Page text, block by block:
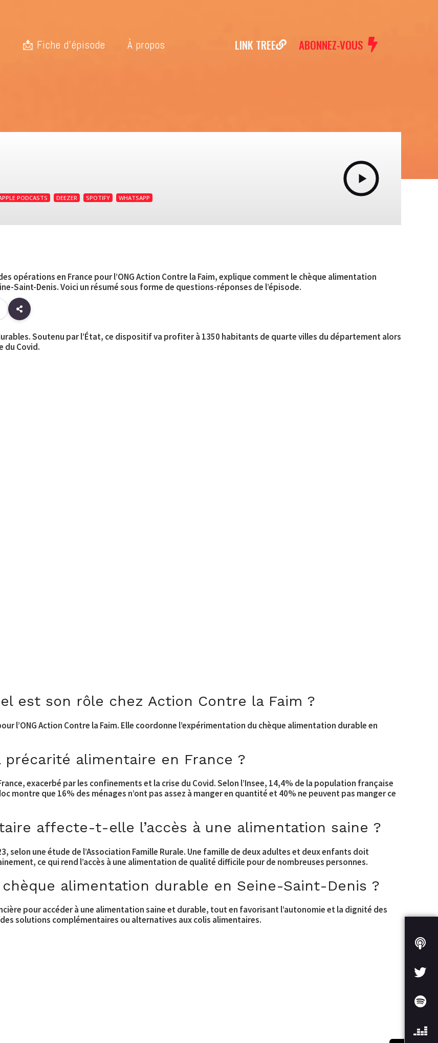
📩 Fiche d’épisode À propos LINK TREE ABONNEZ-VOUS
PODCASTS DEEZER SPOTIFY WHATSAPP
opérations en France pour l’ONG Action Contre la Faim, explique comment le chèque alimentation
Saint-Denis. Voici un résumé sous forme de questions-réponses de l’épisode.
. Soutenu par l’État, ce dispositif va profiter à 1350 habitants de quarte villes du département alors
du Covid.
est son rôle chez Action Contre la Faim ?
l’ONG Action Contre la Faim. Elle coordonne l’expérimentation du chèque alimentation durable en
alimentaire en France ?
exacerbé par les confinements et la crise du Covid. Selon l’Insee, 14,4% de la population française
montre que 16% des ménages n’ont pas assez à manger en quantité et 40% ne peuvent pas manger ce
affecte-t-elle l’accès à une alimentation saine ?
selon une étude de l’Association Famille Rurale. Une famille de deux adultes et deux enfants doit
ce qui rend l’accès à une alimentation de qualité difficile pour de nombreuses personnes.
alimentation durable en Seine-Saint-Denis ?
pour accéder à une alimentation saine et durable, tout en favorisant l’autonomie et la dignité des
solutions complémentaires ou alternatives aux colis alimentaires.